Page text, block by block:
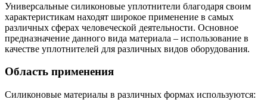
Универсальные силиконовые уплотнители благодаря своим
характеристикам находят широкое применение в самых
различных сферах человеческой деятельности. Основное
предназначение данного вида материала – использование в
качестве уплотнителей для различных видов оборудования.
Область применения
Силиконовые материалы в различных формах используются: